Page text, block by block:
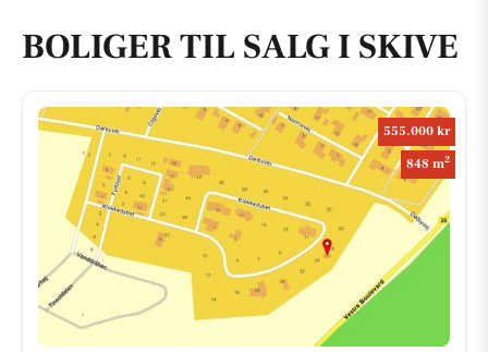
BOLIGER TIL SALG I SKIVE
555.000 kr
848 m2